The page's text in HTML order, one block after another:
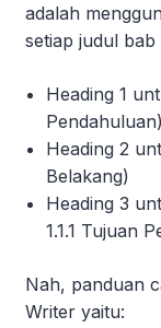
adalah
setiap judul
Heading 1
Pendahuluan)
Heading 2
Belakang)
Heading 3
1.1.1 Tujuan
Nah, panduan
Writer yaitu: